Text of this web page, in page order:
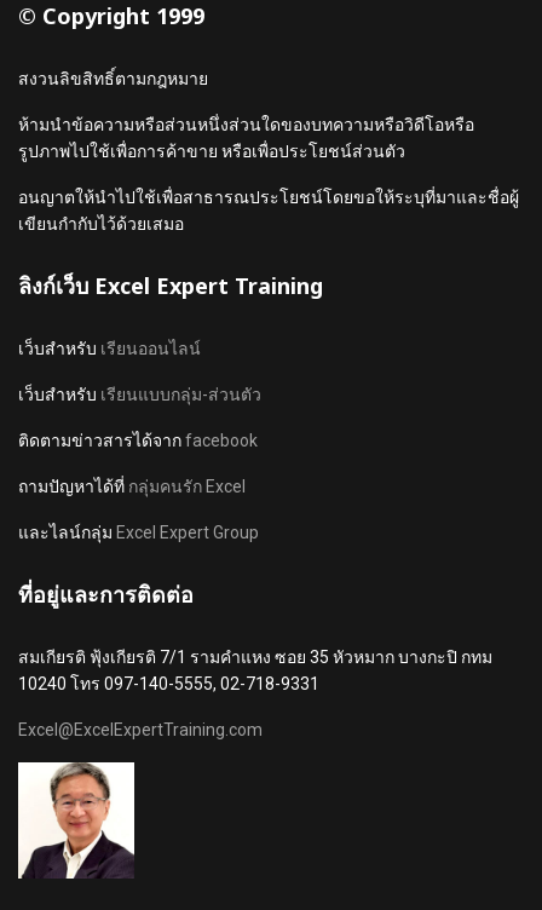
© Copyright 1999
สงวนลิขสิทธิ์ตามกฎหมาย
ห้ามนำข้อความหรือส่วนหนึ่งส่วนใดของบทความหรือวิดีโอหรือ
รูปภาพไปใช้เพื่อการค้าขาย หรือเพื่อประโยชน์ส่วนตัว
อนญาตให้นำไปใช้เพื่อสาธารณประโยชน์โดยขอให้ระบุที่มาและชื่อผู้
เขียนกำกับไว้ด้วยเสมอ
ลิงก์เว็บ Excel Expert Training
เว็บสำหรับ เรียนออนไลน์
เว็บสำหรับ เรียนแบบกลุ่ม-ส่วนตัว
ติดตามข่าวสารได้จากfacebook
ถามปัญหาได้ที่ กลุ่มคนรัก Excel
และไลน์กลุ่ม Excel Expert Group
ที่อยู่และการติดต่อ
สมเกียรติ ฟุ้งเกียรติ 7/1 รามคำแหง ซอย 35 หัวหมาก บางกะปิ กทม
10240 โทร 097-140-5555, 02-718-9331
Excel@ExcelExpertTraining.com